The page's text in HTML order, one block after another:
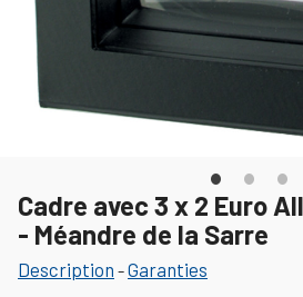
Cadre avec 3 x 2 Euro
- Méandre de la Sarre
Description -Garanties